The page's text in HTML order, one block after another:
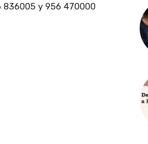
836005 y 956 470000